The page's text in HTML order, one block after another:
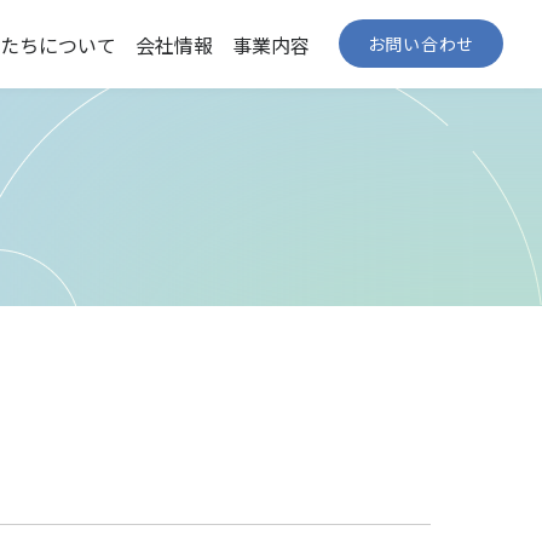
ちについて 会社情報 事業内容 お問い合わせ